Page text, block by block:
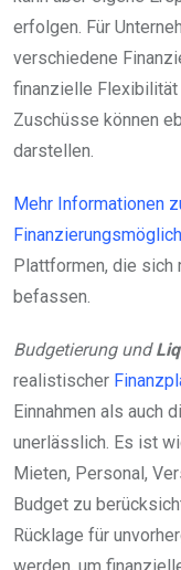
erfolgen. Für
verschiedene
finanzielle Flexibilität
Zuschüsse können
darstellen.
Mehr Informationen
Plattformen, die sich
befassen.
Budgetierung und
realistischer
Einnahmen als auch
unerlässlich. Es ist
Mieten, Personal,
Budget zu
Rücklage für
werden, um